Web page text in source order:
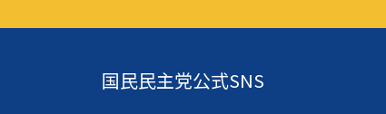
国民民主党公式SNS